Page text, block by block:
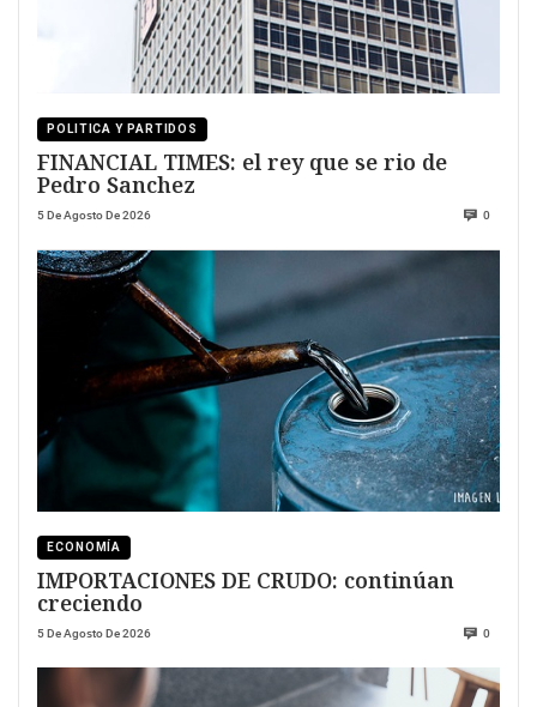
POLITICA Y PARTIDOS
FINANCIAL TIMES: el rey que se rio de
Pedro Sanchez
5 De Agosto De 2026 0
ECONOMÍA
IMPORTACIONES DE CRUDO: continúan
creciendo
5 De Agosto De 2026 0